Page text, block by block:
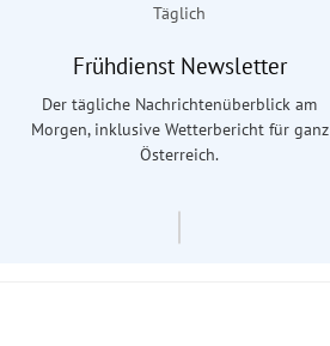
Täglich
Frühdienst Newsletter
Der tägliche Nachrichtenüberblick am
Morgen, inklusive Wetterbericht für ganz
Österreich.